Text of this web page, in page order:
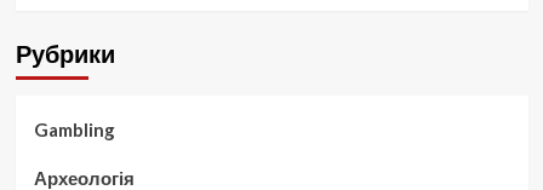
Рубрики
Gambling
Археологія